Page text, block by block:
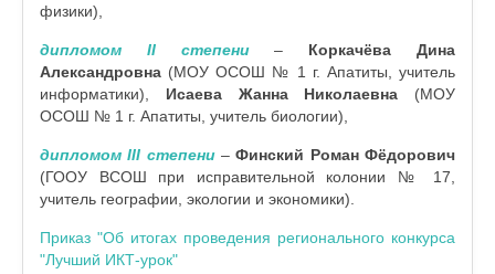
физики),
дипломом II степени– Коркачёва Дина
Александровна (МОУ ОСОШ № 1 г. Апатиты, учитель
информатики), Исаева Жанна Николаевна (МОУ
ОСОШ № 1 г. Апатиты, учитель биологии),
дипломом III степени–Финский Роман Фёдорович
(ГООУ ВСОШ при исправительной колонии № 17,
учитель географии, экологии и экономики).
Приказ "Об итогах проведения регионального конкурса
"Лучший ИКТ-урок"